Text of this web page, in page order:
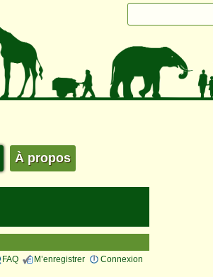
À propos
FAQ M’enregistrer Connexion